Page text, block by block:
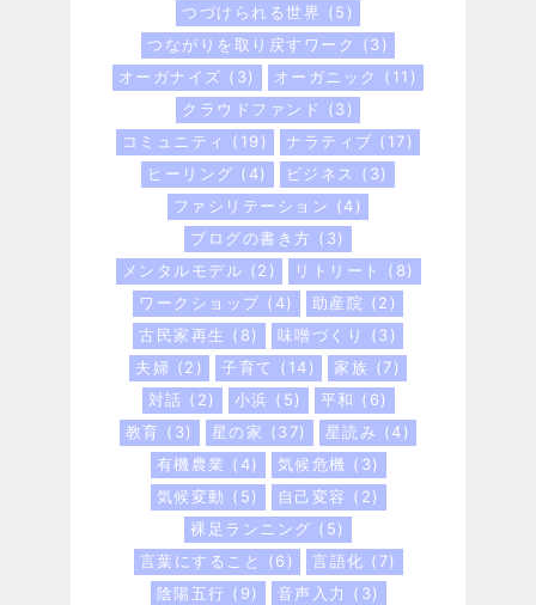
つづけられる世界 (5)
つながりを取り戻すワーク
(3)
オーガナイズ (3) オーガニック
(11)
クラウドファンド
(3)
コミュニティ
(19) ナラティブ (17)
ヒーリング (4) ビジネス
(3)
ファシリテーション (4)
ブログの書き方 (3)
メンタルモデル (2) リトリート
(8)
ワークショップ (4) 助産院 (2)
古民家再生
(8) 味噌づくり
(3)
夫婦 (2) 子育て (14) 家族 (7)
対話 (2) 小浜 (5) 平和 (6)
教育 (3) 星の家 (37) 星読み (4)
有機農業 (4) 気候危機 (3)
気候変動 (5) 自己変容 (2)
裸足ランニング (5)
言葉にすること
(6) 言語化 (7)
陰陽五行 (9) 音声入力
(3)